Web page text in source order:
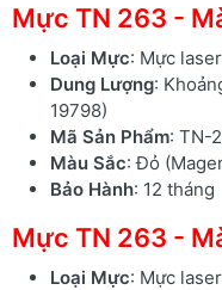
Mực TN 263 -
Loại Mực: Mực
Dung Lượng:
19798)
Mã Sản Phẩm: TN-
Màu Sắc: Đỏ
Bảo Hành: 12 tháng
Mực TN 263 -
Loại Mực: Mực